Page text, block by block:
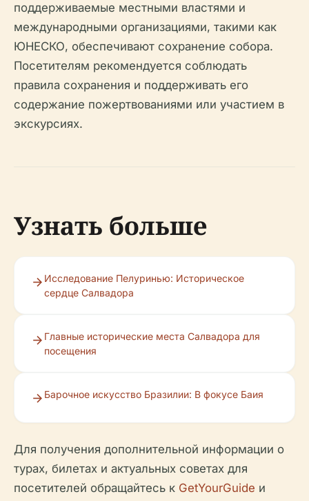
поддерживаемые местными властями и
международными организациями, такими как
ЮНЕСКО, обеспечивают сохранение собора.
Посетителям рекомендуется соблюдать
правила сохранения и поддерживать его
содержание пожертвованиями или участием в
экскурсиях.
Узнать больше
Исследование Пелуринью: Историческое
сердце Салвадора
Главные исторические места Салвадора для
посещения
Барочное искусство Бразилии: В фокусе Баия
Для получения дополнительной информации о
турах, билетах и актуальных советах для
посетителей обращайтесь к GetYourGuide и